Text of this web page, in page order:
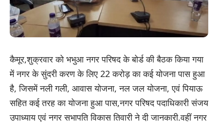
कैमूर,शुक्रवार को भभुआ नगर परिषद के बोर्ड की बैठक किया गया
में नगर के सुंदरी करण के लिए 22 करोड़ का कई योजना पास हुआ
है, जिसमें नली गली, आवास योजना, नल जल योजना, एवं पियाऊ
सहित कई तरह का योजना हुआ पास,नगर परिषद पदाधिकारी संजय
उपाध्याय एवं नगर सभापति विकास तिवारी ने दी जानकारी.वहीं नगर